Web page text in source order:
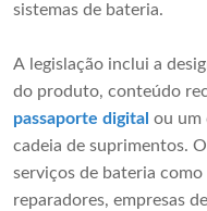
sistemas de bateria.
A legislação inclui a
do produto, conteúdo
passaporte digital ou um
cadeia de suprimentos.
serviços de bateria
reparadores, empresas